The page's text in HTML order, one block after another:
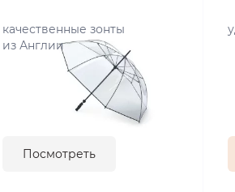
качественные зонты
из Англии
Посмотреть